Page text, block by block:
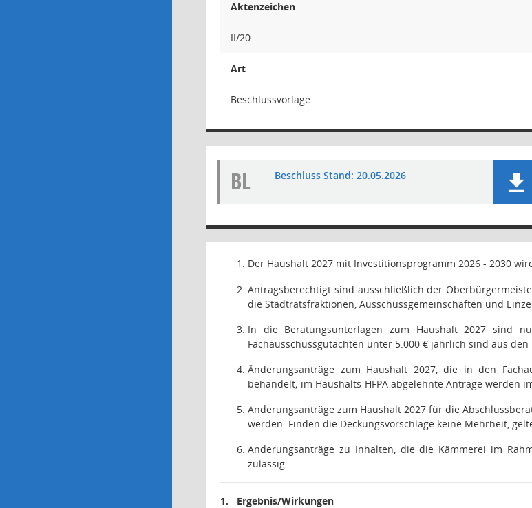
Aktenzeichen
II/20
Art
Beschlussvorlage
BL Beschluss Stand: 20.05.2026
Der Haushalt 2027 mit Investitionsprogramm 2026 - 2030
Antragsberechtigt sind ausschließlich der
die Stadtratsfraktionen, Ausschussgemeinschaften und
In die Beratungsunterlagen zum Haushalt 2027 sind
Fachausschussgutachten unter 5.000 € jährlich sind aus
Änderungsanträge zum Haushalt 2027, die in den
behandelt; im Haushalts-HFPA abgelehnte Anträge werden
Änderungsanträge zum Haushalt 2027 für die
werden. Finden die Deckungsvorschläge keine Mehrheit,
Änderungsanträge zu Inhalten, die die Kämmerei im
zulässig.
1.
Ergebnis/Wirkungen